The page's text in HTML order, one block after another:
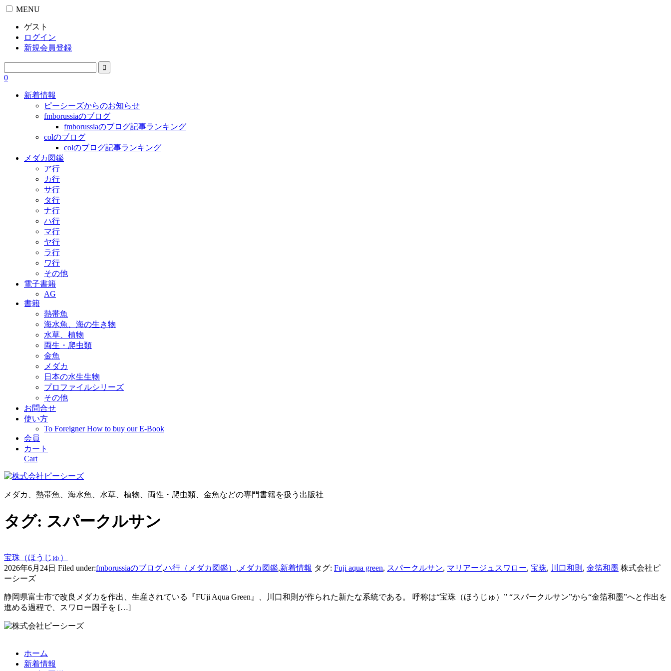
MENU
ゲスト
ログイン
新規会員登録
0
新着情報
ピーシーズからのお知らせ
fmborussiaのブログ
fmborussiaのブログ記事ランキング
colのブログ
colのブログ記事ランキング
メダカ図鑑
ア行
カ行
サ行
タ行
ナ行
ハ行
マ行
ヤ行
ラ行
ワ行
その他
電子書籍
AG
書籍
熱帯魚
海水魚、海の生き物
水草、植物
両生・爬虫類
金魚
メダカ
日本の水生生物
プロファイルシリーズ
その他
お問合せ
使い方
To Foreigner How to buy our E-Book
会員
カート
Cart
メダカ、熱帯魚、海水魚、水草、植物、両性・爬虫類、金魚などの専門書籍を扱う出版社
タグ: スパークルサン
宝珠（ほうじゅ）
2026年6月24日 Filed under:fmborussiaのブログ,ハ行（メダカ図鑑） , メダカ図鑑,新着情報 タグ: Fuji aqua green, スパークルサン, マリアージュスワロー, 宝珠, 川口和則 , 金箔和墨 株式会社ピ
ーシーズ
静岡県富士市で改良メダカを作出、生産されている『FUji Aqua Green』、川口和則が作られた新たな系統である。 呼称は“宝珠（ほうじゅ）” “スパークルサン”から“金箔和墨”へと作出を
進める過程で、スワロー因子を […]
ホーム
新着情報